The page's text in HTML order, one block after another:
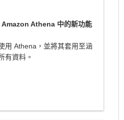
Athena 中的新功能
用 Athena，並將其套用至涵
有資料。